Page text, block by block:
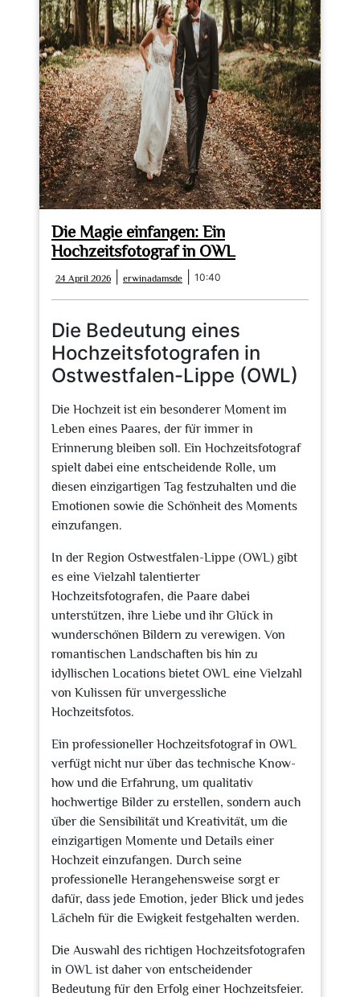
Unvergessliche
Momente
festgehalten
Die Magie einfangen: Ein
Hochzeitsfotograf in OWL
24 April 2026
April
2026
erwinadamsde erwinadamsde
10:40
Die Bedeutung eines
Hochzeitsfotografen in
Ostwestfalen-Lippe (OWL)
Die Hochzeit ist ein besonderer Moment im
Leben eines Paares, der für immer in
Erinnerung bleiben soll. Ein Hochzeitsfotograf
spielt dabei eine entscheidende Rolle, um
diesen einzigartigen Tag festzuhalten und die
Emotionen sowie die Schönheit des Moments
einzufangen.
In der Region Ostwestfalen-Lippe (OWL) gibt
es eine Vielzahl talentierter
Hochzeitsfotografen, die Paare dabei
unterstützen, ihre Liebe und ihr Glück in
wunderschönen Bildern zu verewigen. Von
romantischen Landschaften bis hin zu
idyllischen Locations bietet OWL eine Vielzahl
von Kulissen für unvergessliche
Hochzeitsfotos.
Ein professioneller Hochzeitsfotograf in OWL
verfügt nicht nur über das technische Know-
how und die Erfahrung, um qualitativ
hochwertige Bilder zu erstellen, sondern auch
über die Sensibilität und Kreativität, um die
einzigartigen Momente und Details einer
Hochzeit einzufangen. Durch seine
professionelle Herangehensweise sorgt er
dafür, dass jede Emotion, jeder Blick und jedes
Lächeln für die Ewigkeit festgehalten werden.
Die Auswahl des richtigen Hochzeitsfotografen
in OWL ist daher von entscheidender
Bedeutung für den Erfolg einer Hochzeitsfeier.